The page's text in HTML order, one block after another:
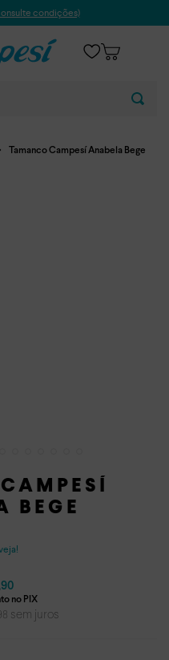
condições)
Tamanco Campesí Anabela Bege
BEGE
90
sem juros